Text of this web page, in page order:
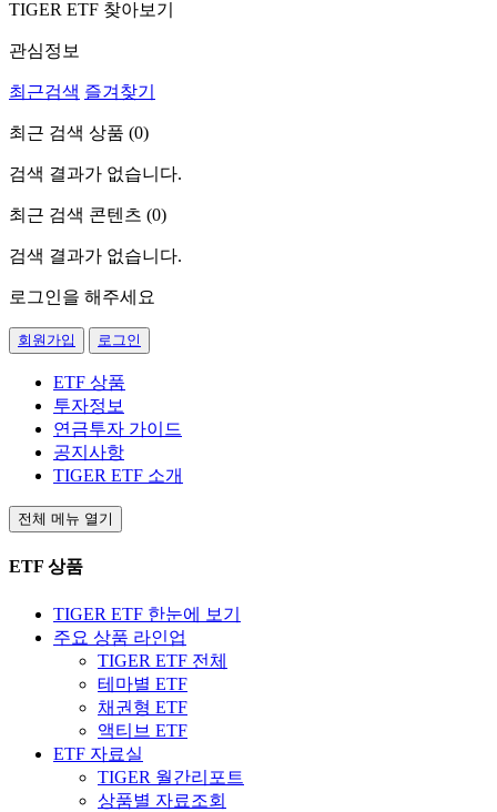
TIGER ETF 찾아보기
관심정보
최근검색 즐겨찾기
최근 검색 상품 (0)
검색 결과가 없습니다.
최근 검색 콘텐츠 (0)
검색 결과가 없습니다.
로그인을 해주세요
회원가입 로그인
ETF 상품
투자정보
연금투자 가이드
공지사항
TIGER ETF 소개
전체 메뉴 열기
ETF 상품
TIGER ETF 한눈에 보기
주요 상품 라인업
TIGER ETF 전체
테마별 ETF
채권형 ETF
액티브 ETF
ETF 자료실
TIGER 월간리포트
상품별 자료조회